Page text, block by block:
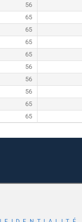
56
65
65
65
65
56
56
56
65
65